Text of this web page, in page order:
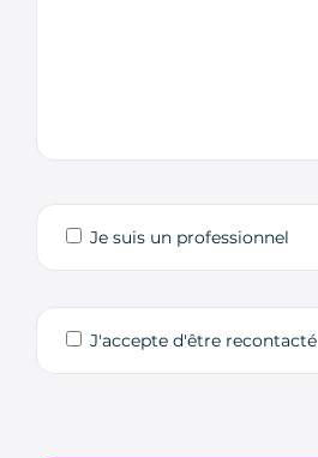
Je suis un professionnel
J'accepte d'être recontacté